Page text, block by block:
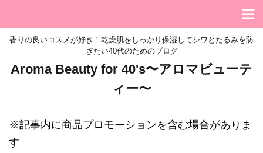
香りの良いコスメが好き！乾燥肌をしっかり保湿してシワとたるみを防
ぎたい40代のためのブログ
Aroma Beauty for 40's〜アロマビューテ
ィー〜
※記事内に商品プロモーションを含む場合がありま
す